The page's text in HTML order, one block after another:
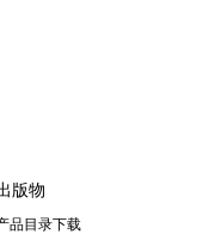
版物
品目录下载